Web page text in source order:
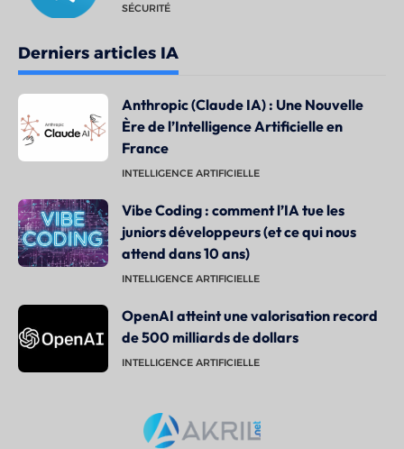
SÉCURITÉ
Derniers articles IA
Anthropic (Claude IA) : Une Nouvelle
Ère de l’Intelligence Artificielle en
France
INTELLIGENCE ARTIFICIELLE
Vibe Coding : comment l’IA tue les
juniors développeurs (et ce qui nous
attend dans 10 ans)
INTELLIGENCE ARTIFICIELLE
OpenAI atteint une valorisation record
de 500 milliards de dollars
INTELLIGENCE ARTIFICIELLE